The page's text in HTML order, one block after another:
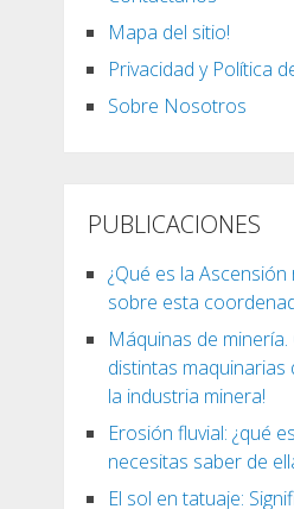
Mapa del sitio!
Privacidad y Política
Sobre Nosotros
PUBLICACIONES
¿Qué es la
sobre esta
Máquinas de
distintas maquinarias
la industria minera!
Erosión fluvial: ¿qué
necesitas saber de
El sol en tatuaje: